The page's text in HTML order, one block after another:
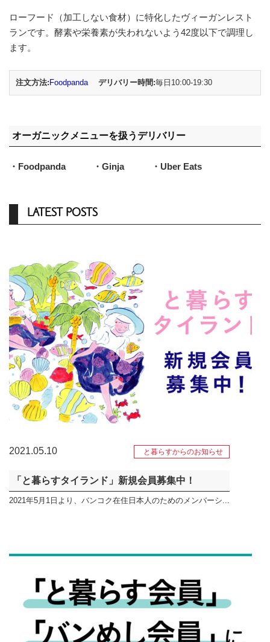
ローフード（加工しない食材）に特化したヴィーガンレスト
ランです。酵素や栄養素が失われないよう42度以下で調理し
ます。
注文方法:Foodpanda デリバリー時間:毎日10:00-19:30
オーガニックメニューを扱うデリバリー
・Foodpanda ・Ginja ・Uber Eats
LATEST POSTS
2021.05.10 と暮らすからのお知らせ
「と暮らすタイランド」新規会員募集中！
2021年5月1日より、バンコク在住日本人のためのメンバーシ...